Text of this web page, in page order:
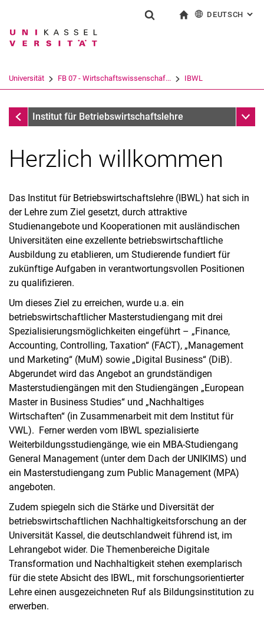
Springe direkt zu: Inhalt
Springe direkt zu: Suche
Springe direkt zu:
Suchbegriff
Suchen (öffnet externen Link in einem
DEUTSCH :
Universität FB 07 - Wirtschaftswissenschaf... IBWL
FB 07 - Wirtschaftswissenschaften
Institut für Betriebswirtschaftslehre
Herzlich willkommen
Das Institut für Betriebswirtschaftslehre (IBWL) hat sich in
der Lehre zum Ziel gesetzt, durch attraktive
Studienangebote und Kooperationen mit ausländischen
Universitäten eine exzellente betriebswirtschaftliche
Ausbildung zu etablieren, um Studierende fundiert für
zukünftige Aufgaben in verantwortungsvollen Positionen
zu qualifizieren.
Um dieses Ziel zu erreichen, wurde u.a. ein
betriebswirtschaftlicher Masterstudiengang mit drei
Spezialisierungsmöglichkeiten eingeführt – „Finance,
Accounting, Controlling, Taxation“ (FACT), „Management
und Marketing“ (MuM) sowie „Digital Business“ (DiB).
Abgerundet wird das Angebot an grundständigen
Masterstudiengängen mit den Studiengängen „European
Master in Business Studies“ und „Nachhaltiges
Wirtschaften“ (in Zusammenarbeit mit dem Institut für
VWL). Ferner werden vom IBWL spezialisierte
Weiterbildungsstudiengänge, wie ein MBA-Studiengang
General Management (unter dem Dach der UNIKIMS) und
ein Masterstudiengang zum Public Management (MPA)
angeboten.
Zudem spiegeln sich die Stärke und Diversität der
betriebswirtschaftlichen Nachhaltigkeitsforschung an der
Universität Kassel, die deutschlandweit führend ist, im
Lehrangebot wider. Die Themen­bereiche Digitale
Transformation und Nachhaltigkeit stehen exemplarisch
für die stete Absicht des IBWL, mit forschungsorientierter
Lehre einen ausgezeichneten Ruf als Bildungsinstitution zu
erwerben.